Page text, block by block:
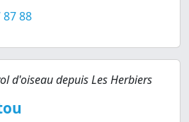
87 88
d'oiseau depuis Les Herbiers